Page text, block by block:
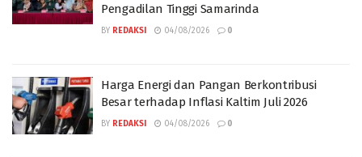
Pengadilan Tinggi Samarinda
BY REDAKSI 04/08/2026 0
Harga Energi dan Pangan Berkontribusi
Besar terhadap Inflasi Kaltim Juli 2026
BY REDAKSI 04/08/2026 0